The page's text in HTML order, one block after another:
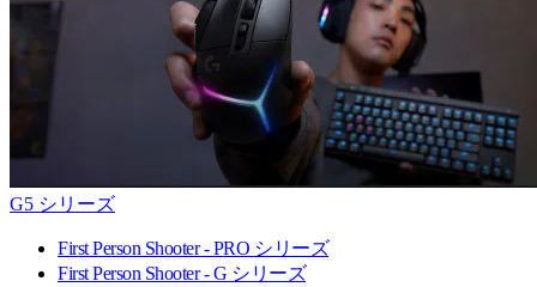
G5 シリーズ
First Person Shooter - PRO シリーズ
First Person Shooter - G シリーズ